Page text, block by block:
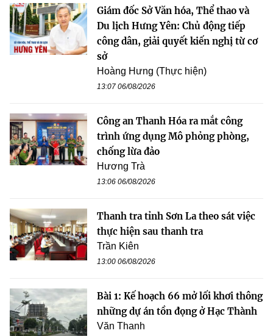
Giám đốc Sở Văn hóa, Thể thao và
Du lịch Hưng Yên: Chủ động tiếp
công dân, giải quyết kiến nghị từ cơ
sở
Hoàng Hưng (Thực hiện)
13:07 06/08/2026
Công an Thanh Hóa ra mắt công
trình ứng dụng Mô phỏng phòng,
chống lừa đảo
Hương Trà
13:06 06/08/2026
Thanh tra tỉnh Sơn La theo sát việc
thực hiện sau thanh tra
Trần Kiên
13:00 06/08/2026
Bài 1: Kế hoạch 66 mở lối khơi thông
những dự án tồn đọng ở Hạc Thành
Văn Thanh